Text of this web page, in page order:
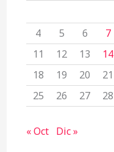
4
5 6 7
11
12 13 14
18
19 20 21
25
26 27 28
« Oct Dic »